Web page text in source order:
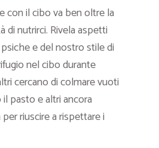
con il cibo va ben oltre la
di nutrirci. Rivela aspetti
e del nostro stile di
nel cibo durante
cercano di colmare vuoti
pasto e altri ancora
riuscire a rispettare i